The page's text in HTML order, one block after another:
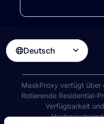
Deutsch 
MaskProxy verfügt über
Rotierende Residential-
Verfügbarkeit